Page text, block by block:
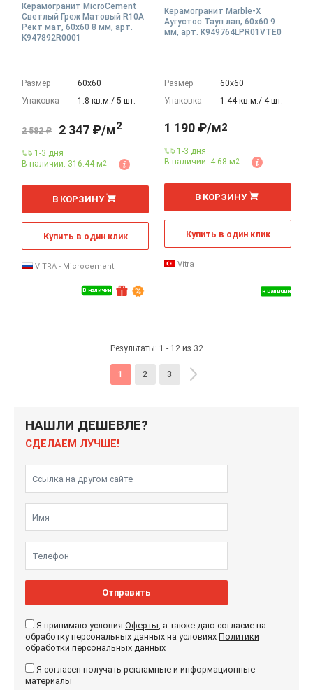
Керамогранит MicroCement
Светлый Греж Матовый R10A
Рект мат, 60x60 8 мм, арт.
K947892R0001
Размер
60х60
Упаковка
1.8 кв.м./ 5 шт.
В наличии
2 582 ₽ 2 347 ₽/м2
1-3 дня
В наличии: 316.44 м2
м
В КОРЗИНУ
Купить в один клик
VITRA - Microcement
Керамогранит Marble-X
Аугустос Тауп лап, 60x60 9
мм, арт. K949764LPR01VTE0
Размер
60х60
Упаковка
1.44 кв.м./ 4 шт.
В наличии
1 190 ₽/м2
1-3 дня
В наличии: 4.68 м2
м
В КОРЗИНУ
Купить в один клик
Vitra
Результаты: 1 - 12 из 32
1 2 3
НАШЛИ ДЕШЕВЛЕ?
СДЕЛАЕМ ЛУЧШЕ!
Отправить
Я принимаю условия Оферты, а также даю согласие на
обработку персональных данных на условиях Политики
обработки персональных данных
Я согласен получать рекламные и информационные
материалы